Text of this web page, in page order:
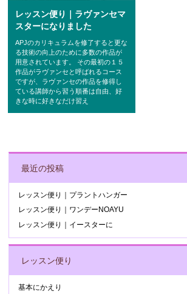
レッスン便り｜ラヴァンセマ
スターになりました
APJのカリキュラムを修了すると更な
る技術の向上のために多数の作品が
用意されています。 その最初の１５
作品がラヴァンセと呼ばれるコース
ですが、ラヴァンセの作品を修得し
ている講師から習う順番は自由、好
きな時に好きなだけ習え
最近の投稿
レッスン便り｜プラントハンガー
レッスン便り｜ワンデーNOAYU
レッスン便り｜イースターに
レッスン便り
基本にかえり